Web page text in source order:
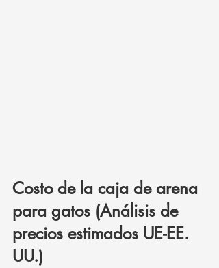
Costo de la caja de arena
para gatos (Análisis de
precios estimados UE-EE.
UU.)